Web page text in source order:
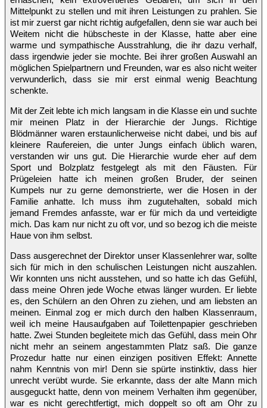
Mittelpunkt zu stellen und mit ihren Leistungen zu prahlen. Sie
ist mir zuerst gar nicht richtig aufgefallen, denn sie war auch bei
Weitem nicht die hübscheste in der Klasse, hatte aber eine
warme und sympathische Ausstrahlung, die ihr dazu verhalf,
dass irgendwie jeder sie mochte. Bei ihrer großen Auswahl an
möglichen Spielpartnern und Freunden, war es also nicht weiter
verwunderlich, dass sie mir erst einmal wenig Beachtung
schenkte.
Mit der Zeit lebte ich mich langsam in die Klasse ein und suchte
mir meinen Platz in der Hierarchie der Jungs. Richtige
Blödmänner waren erstaunlicherweise nicht dabei, und bis auf
kleinere Raufereien, die unter Jungs einfach üblich waren,
verstanden wir uns gut. Die Hierarchie wurde eher auf dem
Sport und Bolzplatz festgelegt als mit den Fäusten. Für
Prügeleien hatte ich meinen großen Bruder, der seinen
Kumpels nur zu gerne demonstrierte, wer die Hosen in der
Familie anhatte. Ich muss ihm zugutehalten, sobald mich
jemand Fremdes anfasste, war er für mich da und verteidigte
mich. Das kam nur nicht zu oft vor, und so bezog ich die meiste
Haue von ihm selbst.
Dass ausgerechnet der Direktor unser Klassenlehrer war, sollte
sich für mich in den schulischen Leistungen nicht auszahlen.
Wir konnten uns nicht ausstehen, und so hatte ich das Gefühl,
dass meine Ohren jede Woche etwas länger wurden. Er liebte
es, den Schülern an den Ohren zu ziehen, und am liebsten an
meinen. Einmal zog er mich durch den halben Klassenraum,
weil ich meine Hausaufgaben auf Toilettenpapier geschrieben
hatte. Zwei Stunden begleitete mich das Gefühl, dass mein Ohr
nicht mehr an seinem angestammten Platz saß. Die ganze
Prozedur hatte nur einen einzigen positiven Effekt: Annette
nahm Kenntnis von mir! Denn sie spürte instinktiv, dass hier
unrecht verübt wurde. Sie erkannte, dass der alte Mann mich
ausgeguckt hatte, denn von meinem Verhalten ihm gegenüber,
war es nicht gerechtfertigt, mich doppelt so oft am Ohr zu